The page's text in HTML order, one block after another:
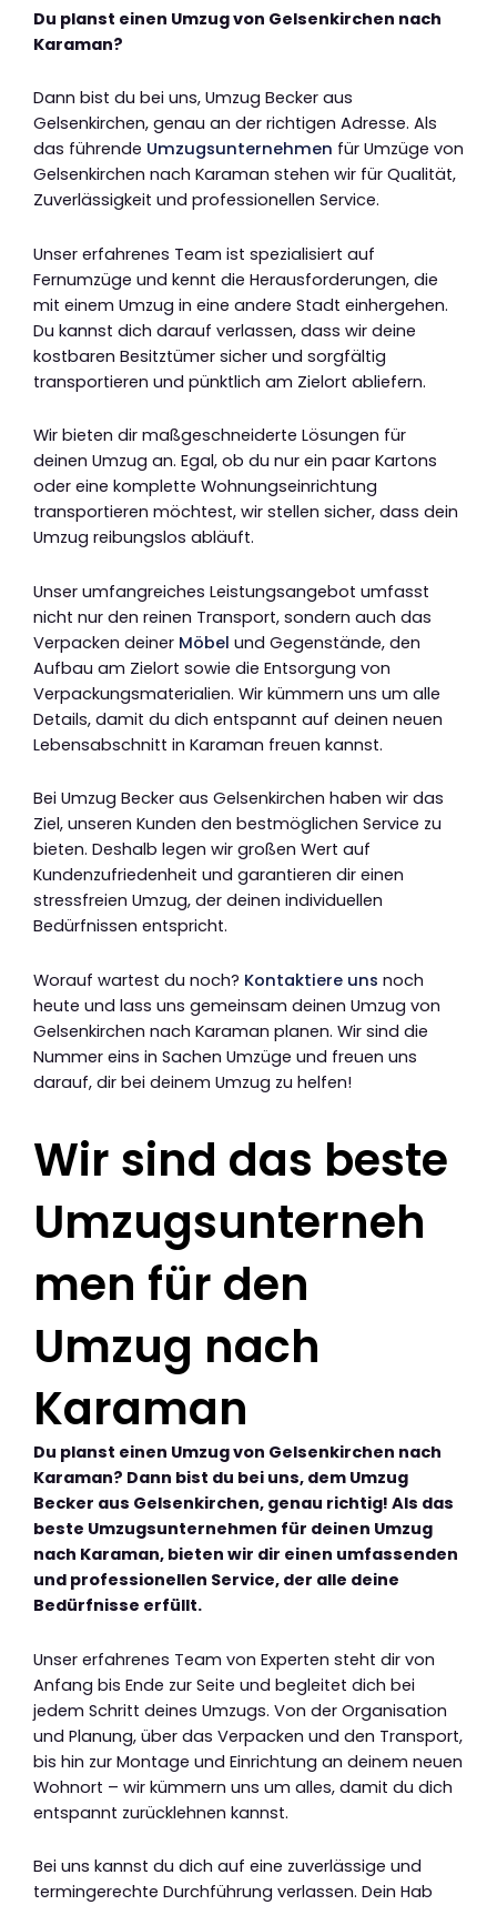
Du planst einen Umzug von Gelsenkirchen nach
Karaman?
Dann bist du bei uns, Umzug Becker aus
Gelsenkirchen, genau an der richtigen Adresse. Als
das führende Umzugsunternehmen für Umzüge von
Gelsenkirchen nach Karaman stehen wir für Qualität,
Zuverlässigkeit und professionellen Service.
Unser erfahrenes Team ist spezialisiert auf
Fernumzüge und kennt die Herausforderungen, die
mit einem Umzug in eine andere Stadt einhergehen.
Du kannst dich darauf verlassen, dass wir deine
kostbaren Besitztümer sicher und sorgfältig
transportieren und pünktlich am Zielort abliefern.
Wir bieten dir maßgeschneiderte Lösungen für
deinen Umzug an. Egal, ob du nur ein paar Kartons
oder eine komplette Wohnungseinrichtung
transportieren möchtest, wir stellen sicher, dass dein
Umzug reibungslos abläuft.
Unser umfangreiches Leistungsangebot umfasst
nicht nur den reinen Transport, sondern auch das
Verpacken deiner Möbel und Gegenstände, den
Aufbau am Zielort sowie die Entsorgung von
Verpackungsmaterialien. Wir kümmern uns um alle
Details, damit du dich entspannt auf deinen neuen
Lebensabschnitt in Karaman freuen kannst.
Bei Umzug Becker aus Gelsenkirchen haben wir das
Ziel, unseren Kunden den bestmöglichen Service zu
bieten. Deshalb legen wir großen Wert auf
Kundenzufriedenheit und garantieren dir einen
stressfreien Umzug, der deinen individuellen
Bedürfnissen entspricht.
Worauf wartest du noch? Kontaktiere uns noch
heute und lass uns gemeinsam deinen Umzug von
Gelsenkirchen nach Karaman planen. Wir sind die
Nummer eins in Sachen Umzüge und freuen uns
darauf, dir bei deinem Umzug zu helfen!
Wir sind das beste
Umzugsunterneh
men für den
Umzug nach
Karaman
Du planst einen Umzug von Gelsenkirchen nach
Karaman? Dann bist du bei uns, dem Umzug
Becker aus Gelsenkirchen, genau richtig! Als das
beste Umzugsunternehmen für deinen Umzug
nach Karaman, bieten wir dir einen umfassenden
und professionellen Service, der alle deine
Bedürfnisse erfüllt.
Unser erfahrenes Team von Experten steht dir von
Anfang bis Ende zur Seite und begleitet dich bei
jedem Schritt deines Umzugs. Von der Organisation
und Planung, über das Verpacken und den Transport,
bis hin zur Montage und Einrichtung an deinem neuen
Wohnort – wir kümmern uns um alles, damit du dich
entspannt zurücklehnen kannst.
Bei uns kannst du dich auf eine zuverlässige und
termingerechte Durchführung verlassen. Dein Hab